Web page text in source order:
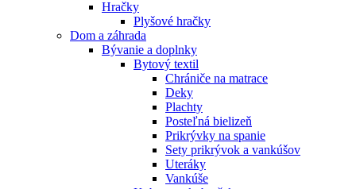
Hračky
Plyšové hračky
Dom a záhrada
Bývanie a doplnky
Bytový textil
Chrániče na matrace
Deky
Plachty
Posteľná bielizeň
Prikrývky na spanie
Sety prikrývok a vankúšov
Uteráky
Vankúše